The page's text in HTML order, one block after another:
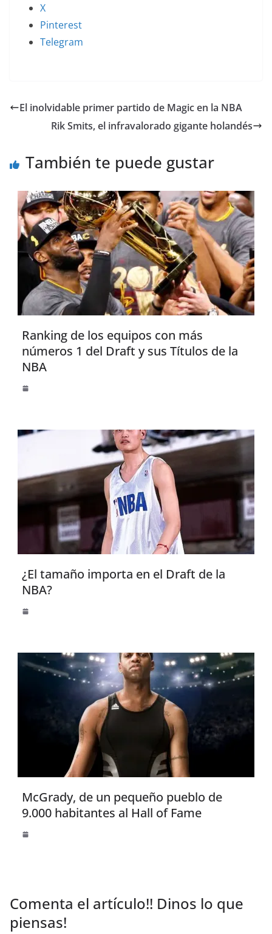
X
Pinterest
Telegram
El inolvidable primer partido de Magic en la NBA
Rik Smits, el infravalorado gigante holandés
También te puede gustar
Ranking de los equipos con más
números 1 del Draft y sus Títulos de la
NBA
¿El tamaño importa en el Draft de la
NBA?
McGrady, de un pequeño pueblo de
9.000 habitantes al Hall of Fame
Comenta el artículo!! Dinos lo que
piensas!